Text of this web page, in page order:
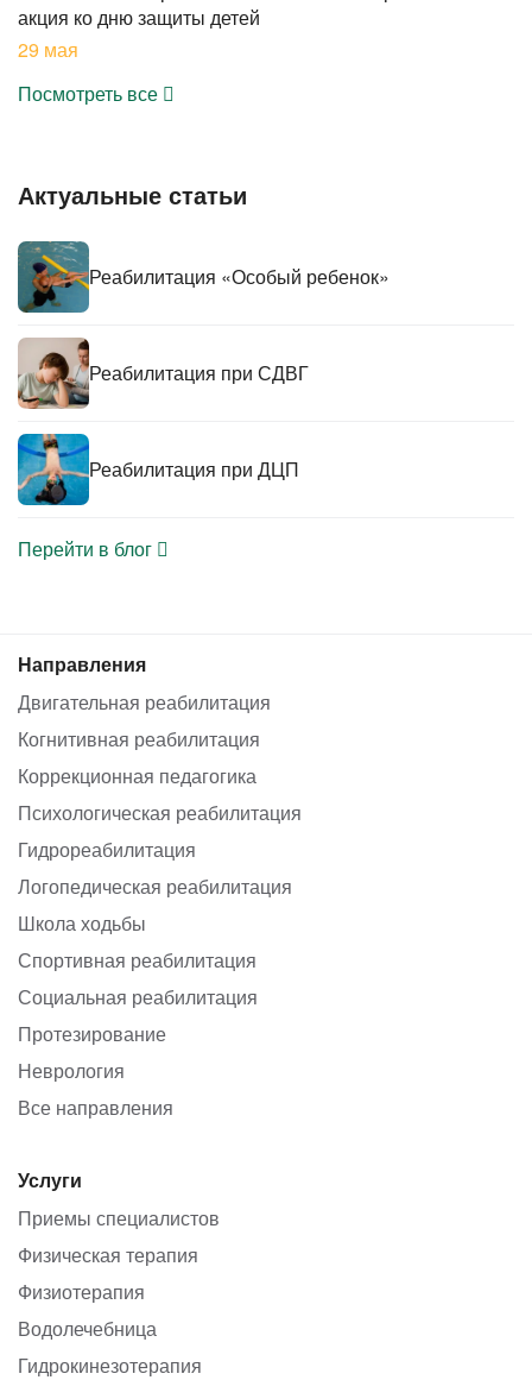
акция ко дню защиты детей
29 мая
Посмотреть все
Актуальные статьи
Реабилитация «Особый ребенок»
Реабилитация при СДВГ
Реабилитация при ДЦП
Перейти в блог
Направления
Двигательная реабилитация
Когнитивная реабилитация
Коррекционная педагогика
Психологическая реабилитация
Гидрореабилитация
Логопедическая реабилитация
Школа ходьбы
Спортивная реабилитация
Социальная реабилитация
Протезирование
Неврология
Все направления
Услуги
Приемы специалистов
Физическая терапия
Физиотерапия
Водолечебница
Гидрокинезотерапия